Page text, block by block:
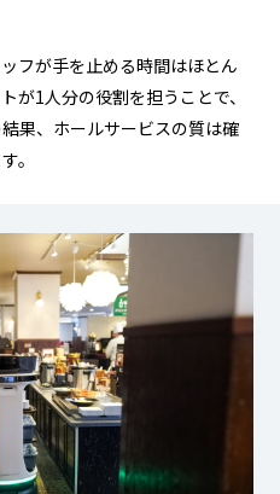
フが手を止める時間はほとん
が1人分の役割を担うことで、
果、ホールサービスの質は確
。